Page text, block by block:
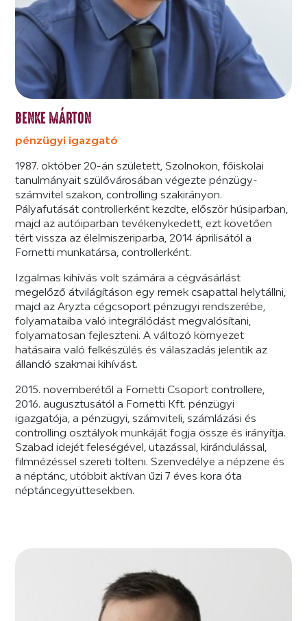
BENKE MÁRTON
pénzügyi igazgató
1987. október 20-án született, Szolnokon, főiskolai
tanulmányait szülővárosában végezte pénzügy-
számvitel szakon, controlling szakirányon.
Pályafutását controllerként kezdte, először húsiparban,
majd az autóiparban tevékenykedett, ezt követően
tért vissza az élelmiszeriparba, 2014 áprilisától a
Fornetti munkatársa, controllerként.
Izgalmas kihívás volt számára a cégvásárlást
megelőző átvilágításon egy remek csapattal helytállni,
majd az Aryzta cégcsoport pénzügyi rendszerébe,
folyamataiba való integrálódást megvalósítani,
folyamatosan fejleszteni. A változó környezet
hatásaira való felkészülés és válaszadás jelentik az
állandó szakmai kihívást.
2015. novemberétől a Fornetti Csoport controllere,
2016. augusztusától a Fornetti Kft. pénzügyi
igazgatója, a pénzügyi, számviteli, számlázási és
controlling osztályok munkáját fogja össze és irányítja.
Szabad idejét feleségével, utazással, kirándulással,
filmnézéssel szereti tölteni. Szenvedélye a népzene és
a néptánc, utóbbit aktívan űzi 7 éves kora óta
néptáncegyüttesekben.